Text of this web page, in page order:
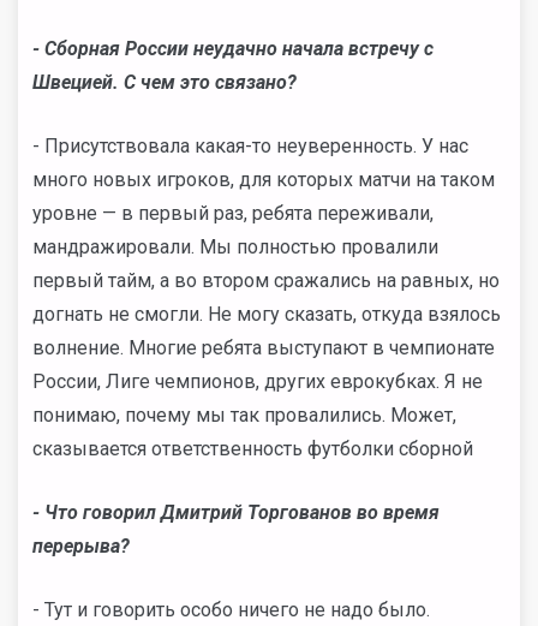
- Сборная России неудачно начала встречу с
Швецией. С чем это связано?
- Присутствовала какая-то неуверенность. У нас
много новых игроков, для которых матчи на таком
уровне — в первый раз, ребята переживали,
мандражировали. Мы полностью провалили
первый тайм, а во втором сражались на равных, но
догнать не смогли. Не могу сказать, откуда взялось
волнение. Многие ребята выступают в чемпионате
России, Лиге чемпионов, других еврокубках. Я не
понимаю, почему мы так провалились. Может,
сказывается ответственность футболки сборной
- Что говорил Дмитрий Торгованов во время
перерыва?
- Тут и говорить особо ничего не надо было.